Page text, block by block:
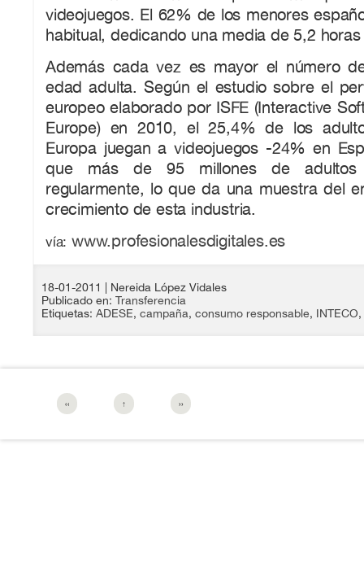
videojuegos. El 62% de los menores
habitual, dedicando una media de 5,2
Además cada vez es mayor el número
edad adulta. Según el estudio sobre el
europeo elaborado por ISFE (Interactive
Europe) en 2010, el 25,4% de los
Europa juegan a videojuegos -24% en
que más de 95 millones de adultos
regularmente, lo que da una muestra del
crecimiento de esta industria.
vía: www.profesionalesdigitales.es
18-01-2011
| Nereida López Vidales
Publicado en: Transferencia
Etiquetas: ADESE, campaña, consumo responsable, INTECO,
‹‹ ↑ ››